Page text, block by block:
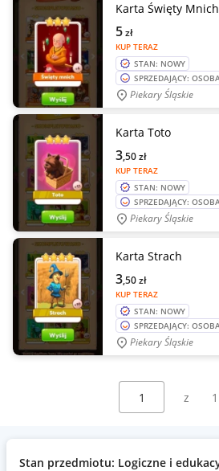
Karta Święty Mnich
KUP TERAZ
5zł
STAN: NOWY
SPRZEDAJĄCY:
Piekary Śląskie
Karta Toto
KUP TERAZ
3,50zł
STAN: NOWY
SPRZEDAJĄCY:
Piekary Śląskie
Karta Strach
KUP TERAZ
3,50zł
STAN: NOWY
SPRZEDAJĄCY:
Piekary Śląskie
Wybierz stronę:
z 1
Stan przedmiotu: Logiczne i